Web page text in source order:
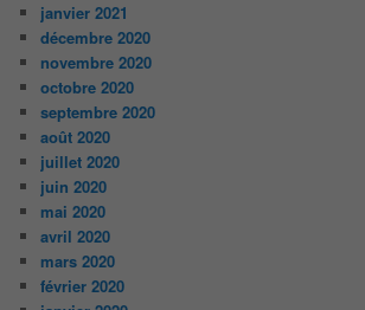
janvier 2021
décembre 2020
novembre 2020
octobre 2020
septembre 2020
août 2020
juillet 2020
juin 2020
mai 2020
avril 2020
mars 2020
février 2020